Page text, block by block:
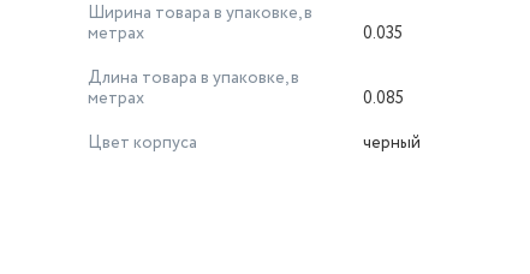
Ширина товара в упаковке, в
метрах
0.035
Длина товара в упаковке, в
метрах
0.085
Цвет корпуса
черный